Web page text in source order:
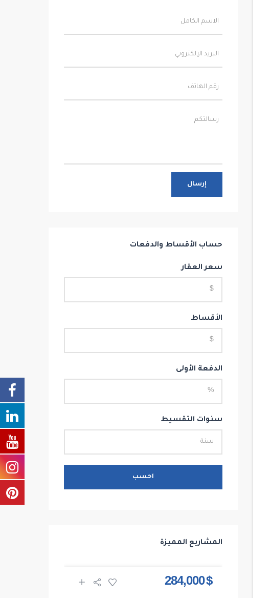
إرسال
حساب الأقساط والدفعات
سعر العقار
الأقساط
الدفعة الأولى
سنوات التقسيط
احسب
المشاريع المميزة
$ 284,000